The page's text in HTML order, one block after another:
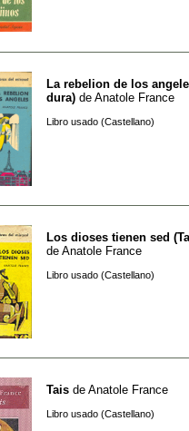
La rebelion de los
dura) de Anatole France
Libro usado (Castellano)
Los dioses tienen sed
de Anatole France
Libro usado (Castellano)
Tais de Anatole France
Libro usado (Castellano)